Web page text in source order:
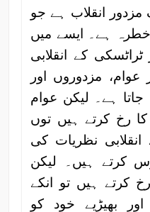
مزدور انقلاب ہے جو
خطرہ ہے۔ ایسے میں
ٹراٹسکی کے انقلابی
مزدوروں اور
ہے۔ لیکن عوام
رخ کرتے ہیں توں
انقلابی نظریات کی
کرتے ہیں۔ لیکن
کرتے ہیں تو انکے
بھیڑیے خود کو